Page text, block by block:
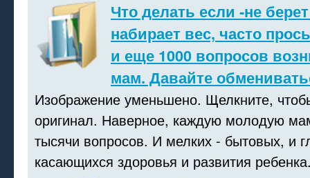
Что делать если -не
набирает вес, часто
и еще 1000 вопросов
мам. Давайте
Изображение уменьшено. Щелкните,
оригинал. Наверное, каждую молодую
тысячи вопросов. И мелких - бытовых, и
касающихся здоровья и развития